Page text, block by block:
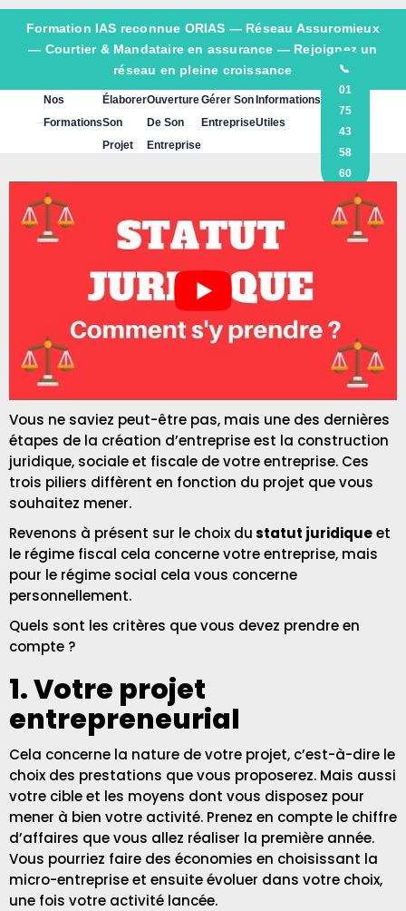
Formation IAS reconnue ORIAS — Réseau Assuromieux
— Courtier & Mandataire en assurance — Rejoignez un
réseau en pleine croissance
Nos
Formations
Élaborer
Son
Projet
Ouverture
De Son
Entreprise
Gérer Son
Entreprise
Informations
Utiles
📞
01
75
43
58
60
Vous ne saviez peut-être pas, mais une des dernières
étapes de la création d’entreprise est la construction
juridique, sociale et fiscale de votre entreprise. Ces
trois piliers diffèrent en fonction du projet que vous
souhaitez mener.
Revenons à présent sur le choix dustatut juridiqueet
le régime fiscal cela concerne votre entreprise, mais
pour le régime social cela vous concerne
personnellement.
Quels sont les critères que vous devez prendre en
compte ?
1. Votre projet
entrepreneurial
Cela concerne la nature de votre projet, c’est-à-dire le
choix des prestations que vous proposerez. Mais aussi
votre cible et les moyens dont vous disposez pour
mener à bien votre activité. Prenez en compte le chiffre
d’affaires que vous allez réaliser la première année.
Vous pourriez faire des économies en choisissant la
micro-entreprise et ensuite évoluer dans votre choix,
une fois votre activité lancée.